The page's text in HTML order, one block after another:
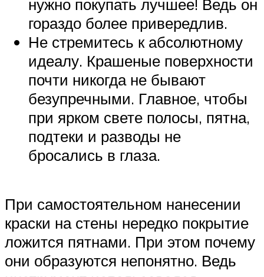
нужно покупать лучшее! Ведь он
гораздо более привередлив.
Не стремитесь к абсолютному
идеалу. Крашеные поверхности
почти никогда не бывают
безупречными. Главное, чтобы
при ярком свете полосы, пятна,
подтеки и разводы не
бросались в глаза.
При самостоятельном нанесении
краски на стены нередко покрытие
ложится пятнами. При этом почему
они образуются непонятно. Ведь